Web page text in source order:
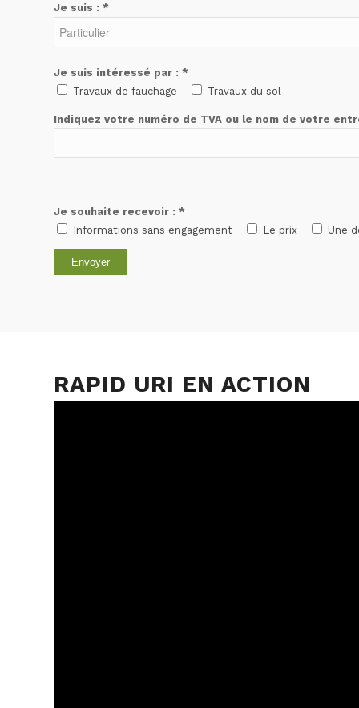
Je suis : *
Je suis intéressé par : *
Travaux de fauchage
Travaux du sol
Indiquez votre numéro de TVA ou le nom de votre
Je souhaite recevoir : *
Informations sans engagement
Le prix Une
RAPID URI EN ACTION